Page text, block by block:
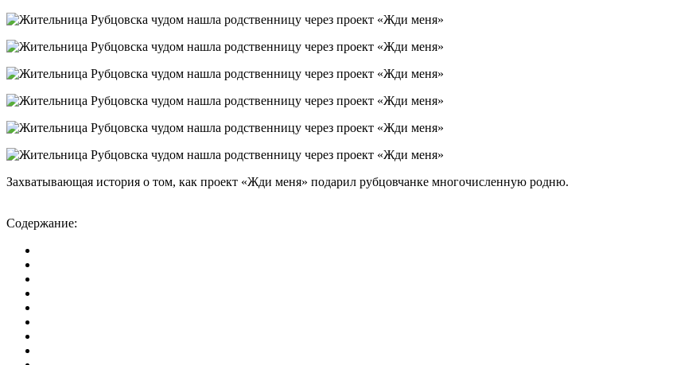
Захватывающая история о том, как проект «Жди меня» подарил рубцовчанке многочисленную родню.
Содержание: